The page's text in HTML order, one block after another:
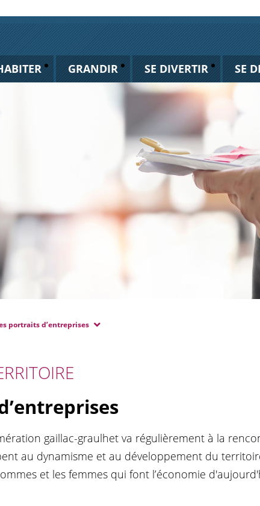
GRANDIR SE DIVERTIR SE
portraits d’entreprises
gaillac-graulhet va régulièrement à la
au dynamisme et au développement du
et les femmes qui font l’économie